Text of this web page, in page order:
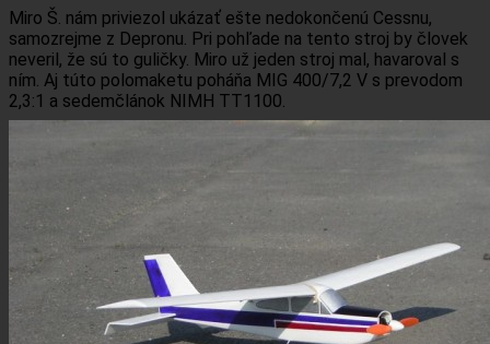
Miro Š. nám priviezol ukázať ešte nedokončenú Cessnu,
samozrejme z Depronu. Pri pohľade na tento stroj by človek
neveril, že sú to guličky. Miro už jeden stroj mal, havaroval s
ním. Aj túto polomaketu poháňa MIG 400/7,2 V s prevodom
2,3:1 a sedemčlánok NIMH TT1100.